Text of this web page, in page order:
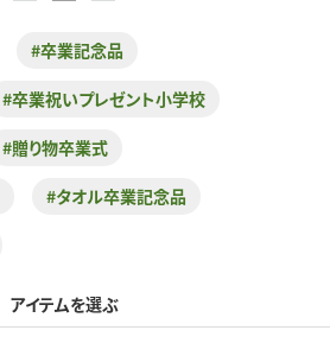
#卒業記念品
#卒業祝いプレゼント小学校
#贈り物卒業式
#タオル卒業記念品
アイテムを選ぶ